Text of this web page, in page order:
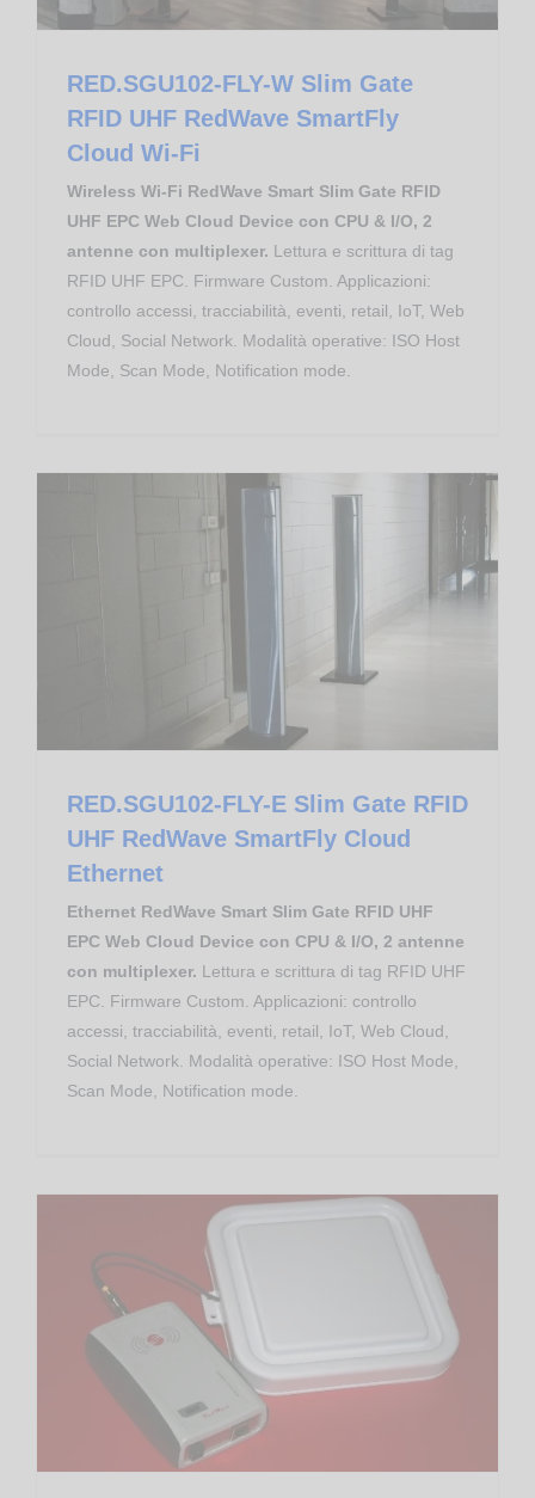
RED.SGU102-FLY-W Slim Gate
RFID UHF RedWave SmartFly
Cloud Wi-Fi
Wireless Wi-Fi RedWave Smart Slim Gate RFID
UHF EPC Web Cloud Device con CPU & I/O, 2
antenne con multiplexer. Lettura e scrittura di tag
RFID UHF EPC. Firmware Custom. Applicazioni:
controllo accessi, tracciabilità, eventi, retail, IoT, Web
Cloud, Social Network. Modalità operative: ISO Host
Mode, Scan Mode, Notification mode.
RED.SGU102-FLY-E Slim Gate RFID
UHF RedWave SmartFly Cloud
Ethernet
Ethernet RedWave Smart Slim Gate RFID UHF
EPC Web Cloud Device con CPU & I/O, 2 antenne
con multiplexer. Lettura e scrittura di tag RFID UHF
EPC. Firmware Custom. Applicazioni: controllo
accessi, tracciabilità, eventi, retail, IoT, Web Cloud,
Social Network. Modalità operative: ISO Host Mode,
Scan Mode, Notification mode.